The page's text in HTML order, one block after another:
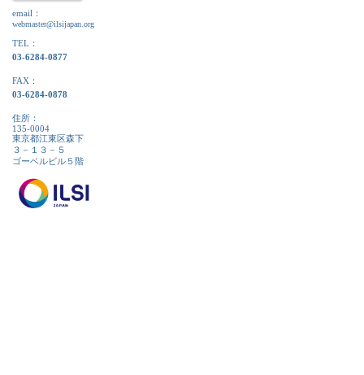
email：
webmaster@ilsijapan.org
TEL：
03-6284-0877
FAX：
03-6284-0878
住所：
135-0004
東京都江東区森下
３－１３－５
ゴーベルビル５階